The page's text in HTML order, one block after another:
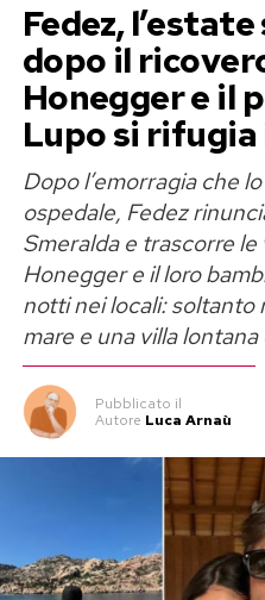
Fedez,
dopo il
Honegger e il
Lupo si rifugia
Dopo l’emorragia che
ospedale, Fedez
Smeralda e trascorre
Honegger e il loro
notti nei locali: soltanto
mare e una villa
Pubblicato il
Autore Luca Arnaù